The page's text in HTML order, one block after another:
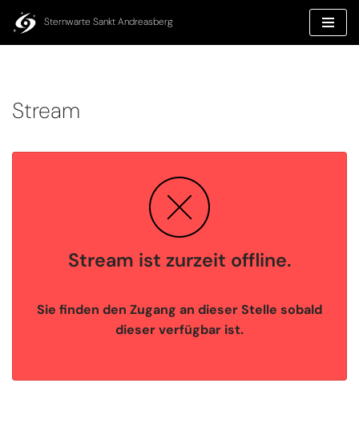
springen
Zum
Sternwarte Sankt Andreasberg
Stream
Stream ist zurzeit offline.
Sie finden den Zugang an dieser Stelle sobald
dieser verfügbar ist.